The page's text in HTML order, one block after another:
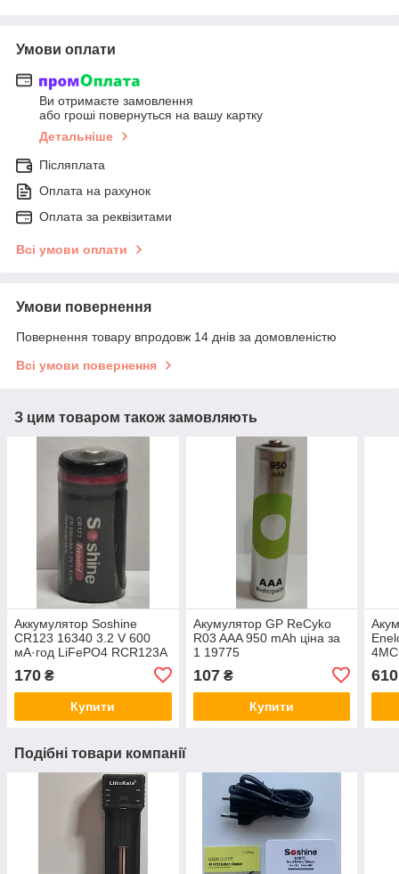
Умови оплати
Ви отримаєте замовлення
або гроші повернуться на вашу картку
Детальніше
Післяплата
Оплата на рахунок
Оплата за реквізитами
Всі умови оплати
Умови повернення
Повернення товару впродовж 14 днів за домовленістю
Всі умови повернення
З цим товаром також замовляють
Аккумулятор Soshine
CR123 16340 3.2 V 600
мА·год LiFePO4 RCR123A
170 ₴
Купити
Акумулятор GP ReCyko
R03 AAA 950 mAh ціна за
1 19775
107₴
Купити
610
Подібні товари компанії